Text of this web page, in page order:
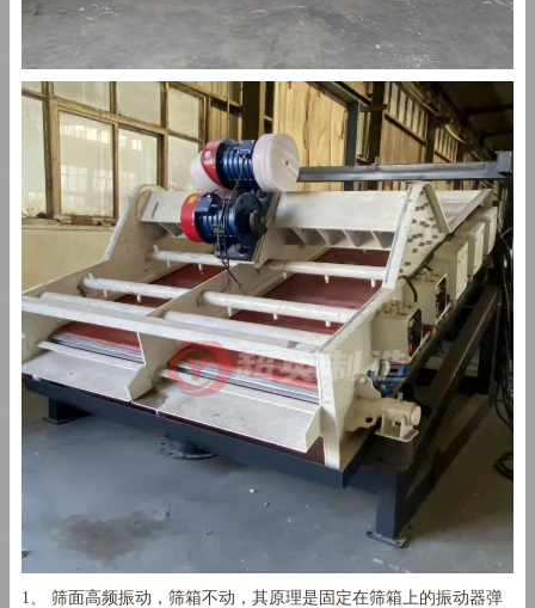
1、 筛面高频振动，筛箱不动，其原理是固定在筛箱上的振动器弹